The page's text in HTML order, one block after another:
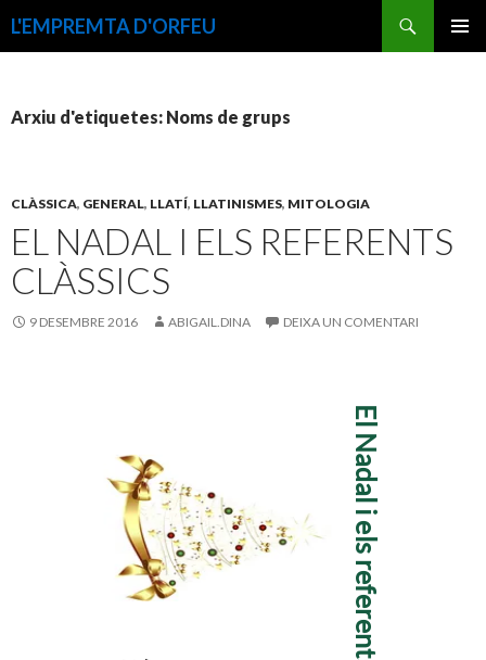
L'EMPREMTA D'ORFEU
Arxiu d'etiquetes: Noms de grups
CLÀSSICA, GENERAL, LLATÍ, LLATINISMES, MITOLOGIA
EL NADAL I ELS REFERENTS
CLÀSSICS
9 DESEMBRE 2016 ABIGAIL.DINA DEIXA UN COMENTARI